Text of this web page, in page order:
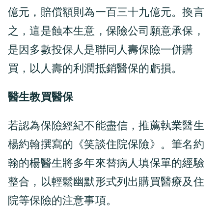
億元，賠償額則為一百三十九億元。換言
之，這是蝕本生意，保險公司願意承保，
是因多數投保人是聯同人壽保險一併購
買，以人壽的利潤抵銷醫保的虧損。
醫生教買醫保
若認為保險經紀不能盡信，推薦執業醫生
楊約翰撰寫的《笑談住院保險》。筆名約
翰的楊醫生將多年來替病人填保單的經驗
整合，以輕鬆幽默形式列出購買醫療及住
院等保險的注意事項。